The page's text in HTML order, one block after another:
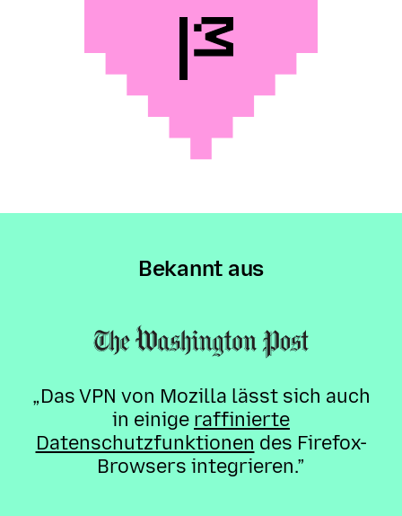
Bekannt aus
„Das VPN von Mozilla lässt sich auch
in einige raffinierte
Datenschutzfunktionen des Firefox-
Browsers integrieren.”